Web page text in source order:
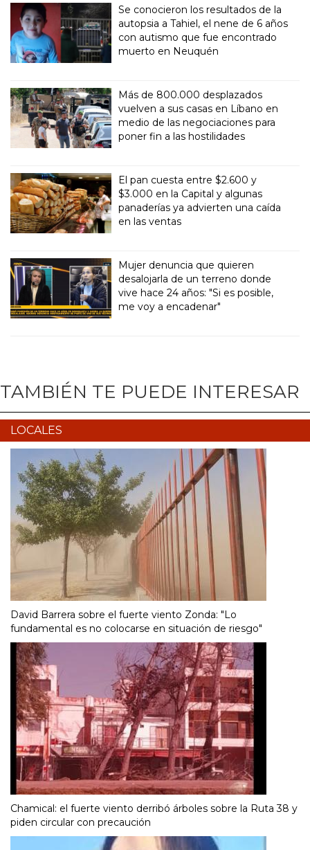
Se conocieron los resultados de la
autopsia a Tahiel, el nene de 6 años
con autismo que fue encontrado
muerto en Neuquén
Más de 800.000 desplazados
vuelven a sus casas en Líbano en
medio de las negociaciones para
poner fin a las hostilidades
El pan cuesta entre $2.600 y
$3.000 en la Capital y algunas
panaderías ya advierten una caída
en las ventas
Mujer denuncia que quieren
desalojarla de un terreno donde
vive hace 24 años: "Si es posible,
me voy a encadenar"
TAMBIÉN TE PUEDE INTERESAR
LOCALES
David Barrera sobre el fuerte viento Zonda: "Lo
fundamental es no colocarse en situación de riesgo"
Chamical: el fuerte viento derribó árboles sobre la Ruta 38 y
piden circular con precaución